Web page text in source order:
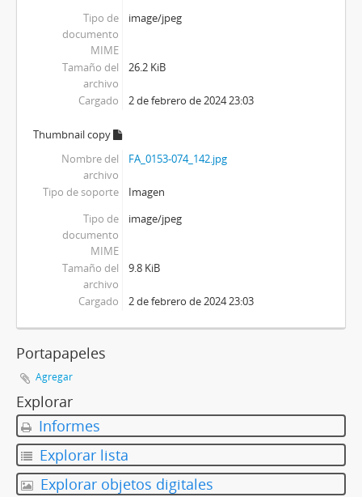
Tipo de
documento
MIME
image/jpeg
Tamaño del
archivo
26.2 KiB
Cargado 2 de febrero de 2024 23:03
Thumbnail copy
Nombre del
archivo
FA_0153-074_142.jpg
Tipo de soporte
Imagen
Tipo de
documento
MIME
image/jpeg
Tamaño del
archivo
9.8 KiB
Cargado 2 de febrero de 2024 23:03
Portapapeles
Agregar
Explorar
Informes
Explorar lista
Explorar objetos digitales